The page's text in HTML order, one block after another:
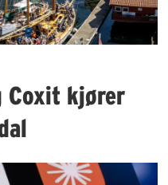
Coxit kjører